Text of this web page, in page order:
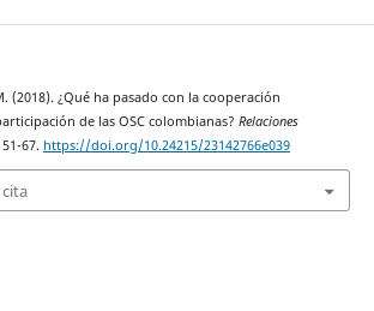
(2018). ¿Qué ha pasado con la cooperación
de las OSC colombianas? Relaciones
67. https://doi.org/10.24215/23142766e039